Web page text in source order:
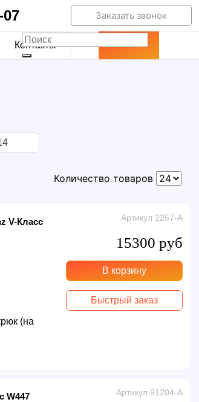
07 Заказать звонок
Контакты
Количество товаров
V-Класс
(на
Артикул 2257-A
15300 руб
В корзину
Быстрый заказ
W447
Артикул 91204-A